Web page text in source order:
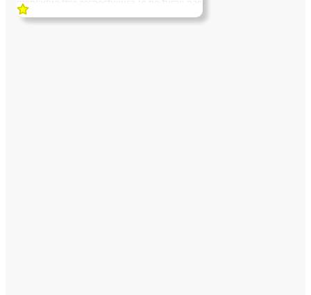
pas d'alcool rien de tt